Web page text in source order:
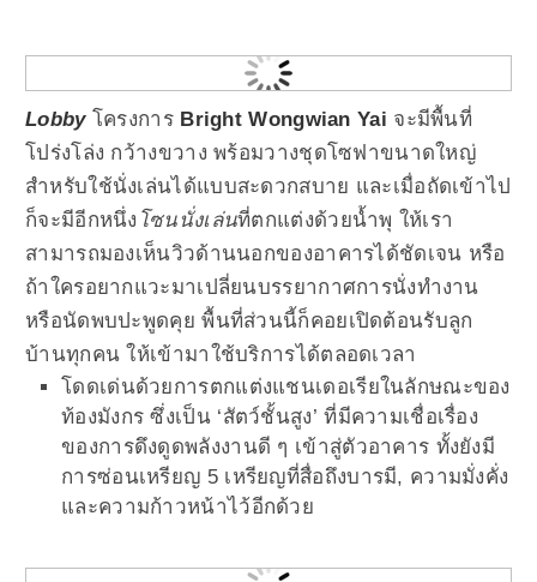
Lobbyโครงการ Bright Wongwian Yai จะมีพื้นที่
โปร่งโล่ง กว้างขวาง พร้อมวางชุดโซฟาขนาดใหญ่
สำหรับใช้นั่งเล่นได้แบบสะดวกสบาย และเมื่อถัดเข้าไป
ก็จะมีอีกหนึ่ง โซนนั่งเล่นที่ตกแต่งด้วยน้ำพุ ให้เรา
สามารถมองเห็นวิวด้านนอกของอาคารได้ชัดเจน หรือ
ถ้าใครอยากแวะมาเปลี่ยนบรรยากาศการนั่งทำงาน
หรือนัดพบปะพูดคุย พื้นที่ส่วนนี้ก็คอยเปิดต้อนรับลูก
บ้านทุกคน ให้เข้ามาใช้บริการได้ตลอดเวลา
โดดเด่นด้วยการตกแต่งแชนเดอเรียในลักษณะของ
ท้องมังกร ซึ่งเป็น ‘สัตว์ชั้นสูง’ ที่มีความเชื่อเรื่อง
ของการดึงดูดพลังงานดี ๆ เข้าสู่ตัวอาคาร ทั้งยังมี
การซ่อนเหรียญ 5 เหรียญที่สื่อถึงบารมี, ความมั่งคั่ง
และความก้าวหน้าไว้อีกด้วย